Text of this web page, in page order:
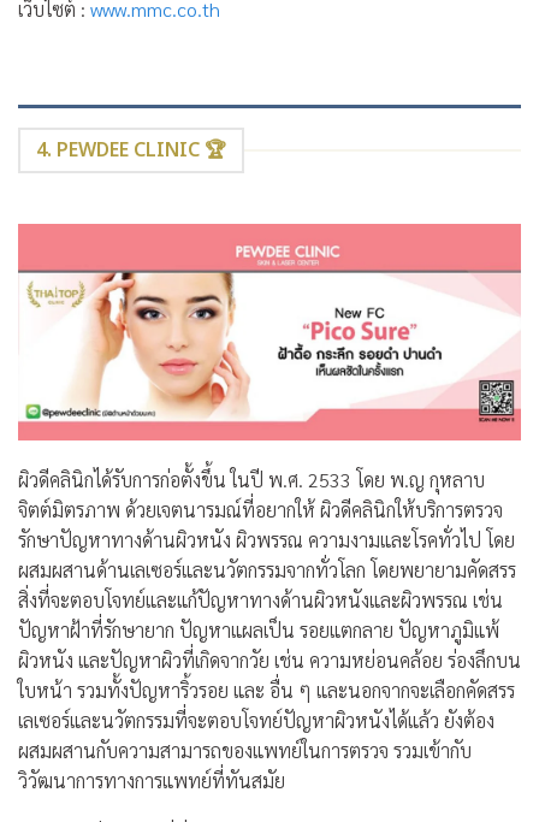
เว็บไซต์ : www.mmc.co.th
4. PEWDEE CLINIC 🏆
ผิวดีคลินิกได้รับการก่อตั้งขึ้น ในปี พ.ศ. 2533 โดย พ.ญ กุหลาบ
จิตต์มิตรภาพ ด้วยเจตนารมณ์ที่อยากให้ ผิวดีคลินิกให้บริการตรวจ
รักษาปัญหาทางด้านผิวหนัง ผิวพรรณ ความงามและโรคทั่วไป โดย
ผสมผสานด้านเลเซอร์และนวัตกรรมจากทั่วโลก โดยพยายามคัดสรร
สิ่งที่จะตอบโจทย์และแก้ปัญหาทางด้านผิวหนังและผิวพรรณ เช่น
ปัญหาฝ้าที่รักษายาก ปัญหาแผลเป็น รอยแตกลาย ปัญหาภูมิแพ้
ผิวหนัง และปัญหาผิวที่เกิดจากวัย เช่น ความหย่อนคล้อย ร่องลึกบน
ใบหน้า รวมทั้งปัญหาริ้วรอย และ อื่น ๆ และนอกจากจะเลือกคัดสรร
เลเซอร์และนวัตกรรมที่จะตอบโจทย์ปัญหาผิวหนังได้แล้ว ยังต้อง
ผสมผสานกับความสามารถของแพทย์ในการตรวจ รวมเข้ากับ
วิวัฒนาการทางการแพทย์ที่ทันสมัย